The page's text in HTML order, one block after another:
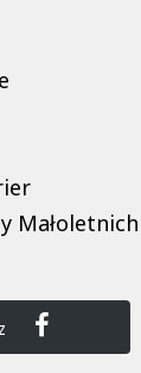
Małoletnich